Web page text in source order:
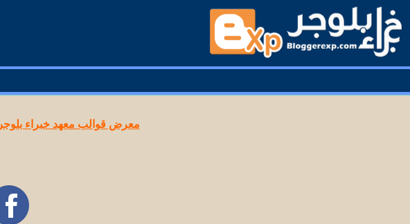
معرض قوالب معهد خبراء بلوجر